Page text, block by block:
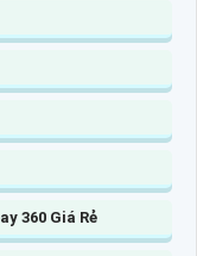
360 Giá Rẻ